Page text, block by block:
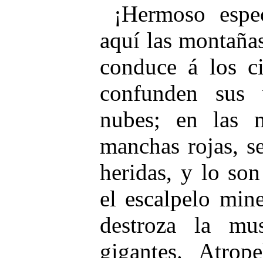
¡Hermoso
aquí las
conduce á los
confunden
nubes; en las
manchas rojas,
heridas, y lo
el escalpelo
destroza la
gigantes.